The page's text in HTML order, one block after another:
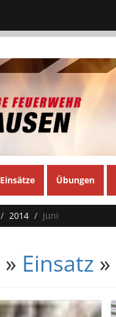
Einsätze Übungen
2014 Juni
» Einsatz »